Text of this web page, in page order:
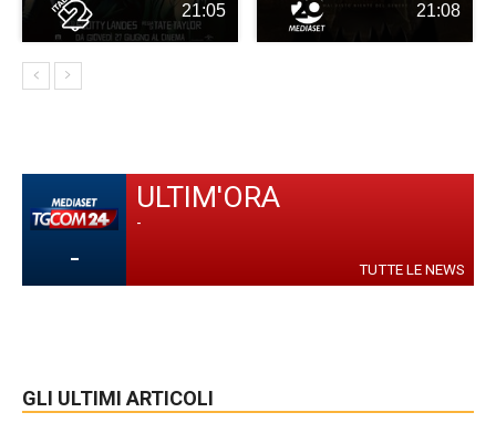
21:05 21:08
-
ULTIM'ORA
-
TUTTE LE NEWS
GLI ULTIMI ARTICOLI